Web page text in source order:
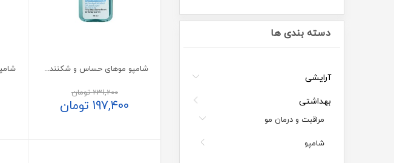
دسته بندی ها
آرایشی
بهداشتی
مراقبت و درمان مو
شامپو
شامپو موهای حساس و شکننده اسکالپیا
231,200تومان
197,400 تومان